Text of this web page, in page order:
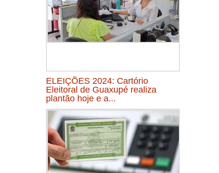
ELEIÇÕES 2024: Cartório
Eleitoral de Guaxupé realiza
plantão hoje e a...